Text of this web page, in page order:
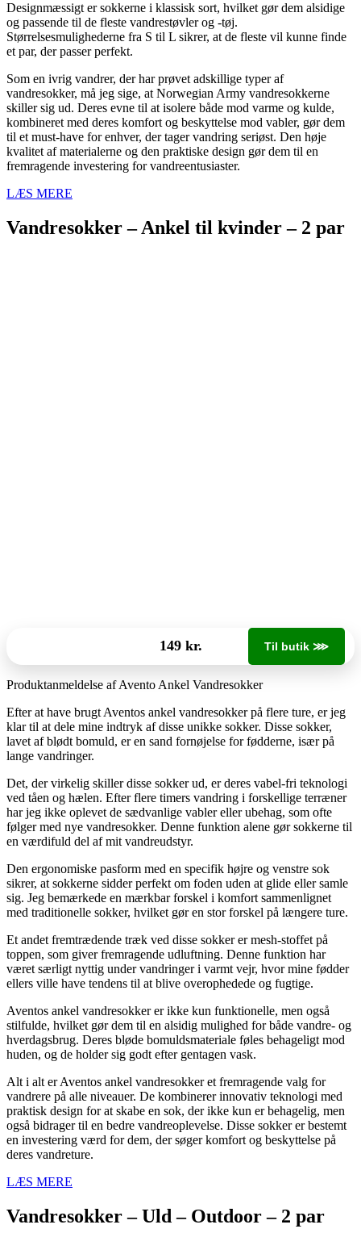
Designmæssigt er sokkerne i klassisk sort, hvilket gør dem alsidige
og passende til de fleste vandrestøvler og -tøj.
Størrelsesmulighederne fra S til L sikrer, at de fleste vil kunne finde
et par, der passer perfekt.
Som en ivrig vandrer, der har prøvet adskillige typer af
vandresokker, må jeg sige, at Norwegian Army vandresokkerne
skiller sig ud. Deres evne til at isolere både mod varme og kulde,
kombineret med deres komfort og beskyttelse mod vabler, gør dem
til et must-have for enhver, der tager vandring seriøst. Den høje
kvalitet af materialerne og den praktiske design gør dem til en
fremragende investering for vandreentusiaster.
LÆS MERE
Vandresokker – Ankel til kvinder – 2 par
149 kr. Til butik ⋙
Produktanmeldelse af Avento Ankel Vandresokker
Efter at have brugt Aventos ankel vandresokker på flere ture, er jeg
klar til at dele mine indtryk af disse unikke sokker. Disse sokker,
lavet af blødt bomuld, er en sand fornøjelse for fødderne, især på
lange vandringer.
Det, der virkelig skiller disse sokker ud, er deres vabel-fri teknologi
ved tåen og hælen. Efter flere timers vandring i forskellige terræner
har jeg ikke oplevet de sædvanlige vabler eller ubehag, som ofte
følger med nye vandresokker. Denne funktion alene gør sokkerne til
en værdifuld del af mit vandreudstyr.
Den ergonomiske pasform med en specifik højre og venstre sok
sikrer, at sokkerne sidder perfekt om foden uden at glide eller samle
sig. Jeg bemærkede en mærkbar forskel i komfort sammenlignet
med traditionelle sokker, hvilket gør en stor forskel på længere ture.
Et andet fremtrædende træk ved disse sokker er mesh-stoffet på
toppen, som giver fremragende udluftning. Denne funktion har
været særligt nyttig under vandringer i varmt vejr, hvor mine fødder
ellers ville have tendens til at blive overophedede og fugtige.
Aventos ankel vandresokker er ikke kun funktionelle, men også
stilfulde, hvilket gør dem til en alsidig mulighed for både vandre- og
hverdagsbrug. Deres bløde bomuldsmateriale føles behageligt mod
huden, og de holder sig godt efter gentagen vask.
Alt i alt er Aventos ankel vandresokker et fremragende valg for
vandrere på alle niveauer. De kombinerer innovativ teknologi med
praktisk design for at skabe en sok, der ikke kun er behagelig, men
også bidrager til en bedre vandreoplevelse. Disse sokker er bestemt
en investering værd for dem, der søger komfort og beskyttelse på
deres vandreture.
LÆS MERE
Vandresokker – Uld – Outdoor – 2 par